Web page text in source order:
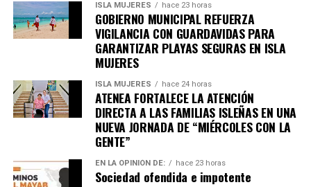
Unirme al canal de WhatsApp
ISLA MUJERES hace 23 horas
GOBIERNO MUNICIPAL REFUERZA
VIGILANCIA CON GUARDAVIDAS PARA
GARANTIZAR PLAYAS SEGURAS EN ISLA
MUJERES
ISLA MUJERES hace 24 horas
ATENEA FORTALECE LA ATENCIÓN
DIRECTA A LAS FAMILIAS ISLEÑAS EN UNA
NUEVA JORNADA DE “MIÉRCOLES CON LA
GENTE”
EN LA OPINIÓN DE: hace 23 horas
Sociedad ofendida e impotente